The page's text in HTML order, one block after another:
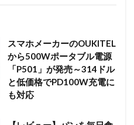
スマホメーカーのOUKITEL
から500Wポータブル電源
「P501」が発売～314ドル
と低価格でPD100W充電に
も対応